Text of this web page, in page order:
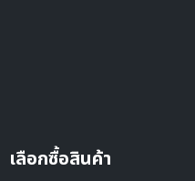
เลือกซื้อสินค้า